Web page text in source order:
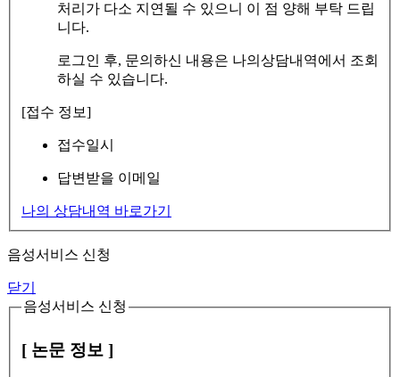
처리가 다소 지연될 수 있으니 이 점 양해 부탁 드립
니다.
로그인 후, 문의하신 내용은 나의상담내역에서 조회
하실 수 있습니다.
[접수 정보]
접수일시
답변받을 이메일
나의 상담내역 바로가기
음성서비스 신청
닫기
음성서비스 신청
[ 논문 정보 ]